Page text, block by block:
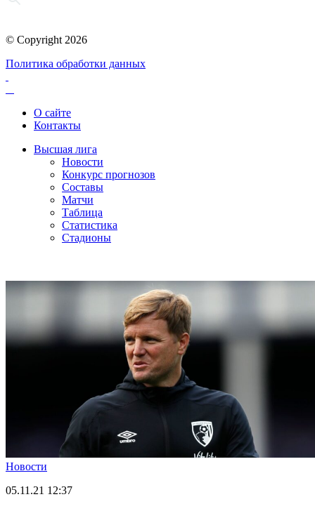
© Copyright 2026
Политика обработки данных
О сайте
Контакты
Высшая лига
Новости
Конкурс прогнозов
Составы
Матчи
Таблица
Статистика
Стадионы
Новости
05.11.21 12:37